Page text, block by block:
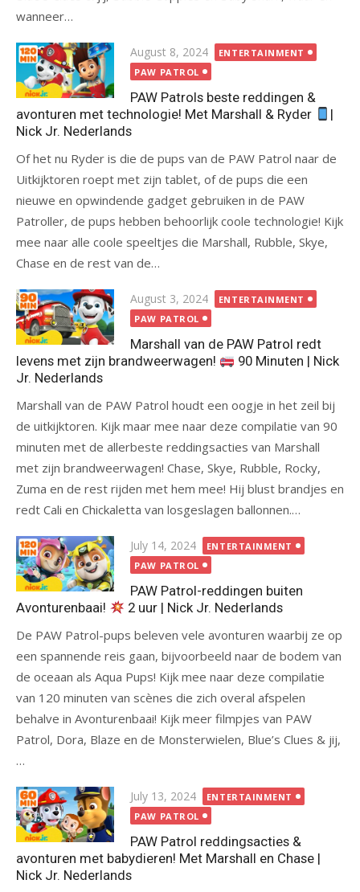
wanneer…
Posted
on
August 8, 2024
ENTERTAINMENT
PAW PATROL
PAW Patrols beste reddingen &
avonturen met technologie! Met Marshall & Ryder
|
Nick Jr. Nederlands
Of het nu Ryder is die de pups van de PAW Patrol naar de
Uitkijktoren roept met zijn tablet, of de pups die een
nieuwe en opwindende gadget gebruiken in de PAW
Patroller, de pups hebben behoorlijk coole technologie! Kijk
mee naar alle coole speeltjes die Marshall, Rubble, Skye,
Chase en de rest van de…
Posted
on
August 3, 2024
ENTERTAINMENT
PAW PATROL
Marshall van de PAW Patrol redt
levens met zijn brandweerwagen!
90 Minuten | Nick
Jr. Nederlands
Marshall van de PAW Patrol houdt een oogje in het zeil bij
de uitkijktoren. Kijk maar mee naar deze compilatie van 90
minuten met de allerbeste reddingsacties van Marshall
met zijn brandweerwagen! Chase, Skye, Rubble, Rocky,
Zuma en de rest rijden met hem mee! Hij blust brandjes en
redt Cali en Chickaletta van losgeslagen ballonnen.…
Posted
on
July 14, 2024
ENTERTAINMENT
PAW PATROL
PAW Patrol-reddingen buiten
Avonturenbaai!
2 uur | Nick Jr. Nederlands
De PAW Patrol-pups beleven vele avonturen waarbij ze op
een spannende reis gaan, bijvoorbeeld naar de bodem van
de oceaan als Aqua Pups! Kijk mee naar deze compilatie
van 120 minuten van scènes die zich overal afspelen
behalve in Avonturenbaai! Kijk meer filmpjes van PAW
Patrol, Dora, Blaze en de Monsterwielen, Blue’s Clues & jij,
…
Posted
on
July 13, 2024
ENTERTAINMENT
PAW PATROL
PAW Patrol reddingsacties &
avonturen met babydieren! Met Marshall en Chase |
Nick Jr. Nederlands